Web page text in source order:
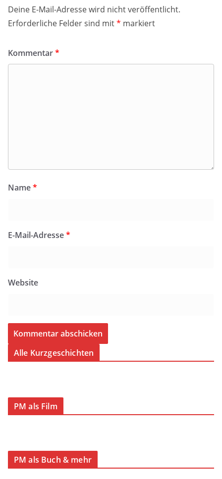
Deine E-Mail-Adresse wird nicht veröffentlicht.
Erforderliche Felder sind mit* markiert
Kommentar*
Name*
E-Mail-Adresse*
Website
Alle Kurzgeschichten
PM als Film
PM als Buch & mehr